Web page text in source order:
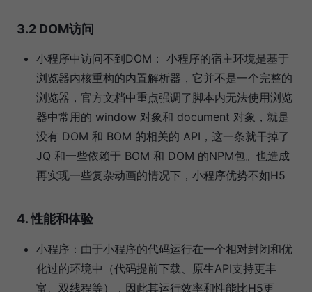
3.2 DOM访问
小程序中访问不到DOM： 小程序的宿主环境是基于
浏览器内核重构的内置解析器，它并不是一个完整的
浏览器，官方文档中重点强调了脚本内无法使用浏览
器中常用的 window 对象和 document 对象，就是
没有 DOM 和 BOM 的相关的 API，这一条就干掉了
JQ 和一些依赖于 BOM 和 DOM 的NPM包。也造成
再实现一些复杂动画的情况下，小程序优势不如H5
4.性能和体验
小程序：由于小程序的代码运行在一个相对封闭和优
化过的环境中（代码提前下载、原生API支持更丰
富、双线程等），因此其运行效率和性能比H5更